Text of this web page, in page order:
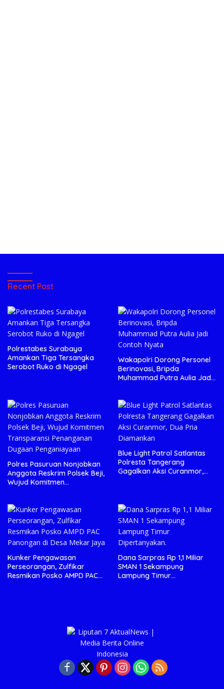
Recent Post
Polrestabes Surabaya
Amankan Tiga Tersangka
Serobot Ruko di Ngagel
Wakapolri Dorong Personel
Berinovasi, Bripda
Muhammad Putra Aulia Jadi
Polres Pasuruan Nonjobkan
Anggota Reskrim Polsek Beji,
Wujud Komitmen
Blue Light Patrol Satlantas
Polresta Tangerang
Gagalkan Aksi Curanmor,
Kunker Pengawasan
Perseorangan, Zulfikar
Resmikan Posko AMPD PAC
Dana Sarpras Rp 1,1 Miliar
SMAN 1 Sekampung
Lampung Timur